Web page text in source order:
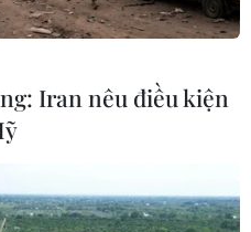
Iran nêu điều kiện